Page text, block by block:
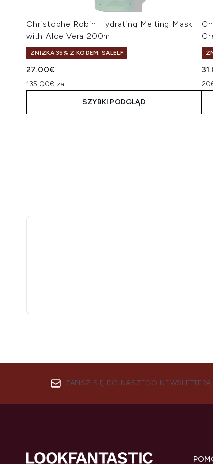
Christophe Robin Hydrating Melting Mask
with Aloe Vera 200ml
ZNIŻKA 35% Z KODEM: SALELF
27.00€
135.00€ za L
SZYBKI PODGLĄD
ZAPISZ SIĘ DO NASZEGO NEWSLETTERA